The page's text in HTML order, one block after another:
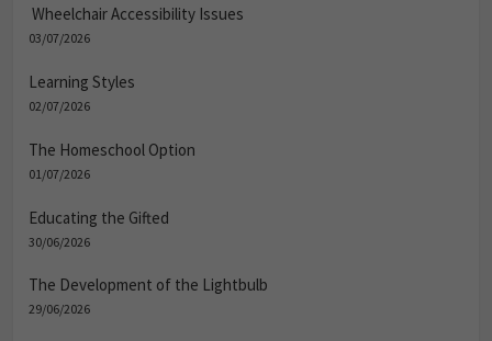
Wheelchair Accessibility Issues
03/07/2026
Learning Styles
02/07/2026
The Homeschool Option
01/07/2026
Educating the Gifted
30/06/2026
The Development of the Lightbulb
29/06/2026